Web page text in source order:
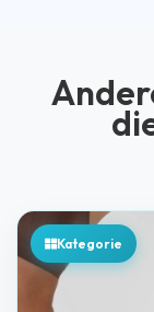
Kategorie